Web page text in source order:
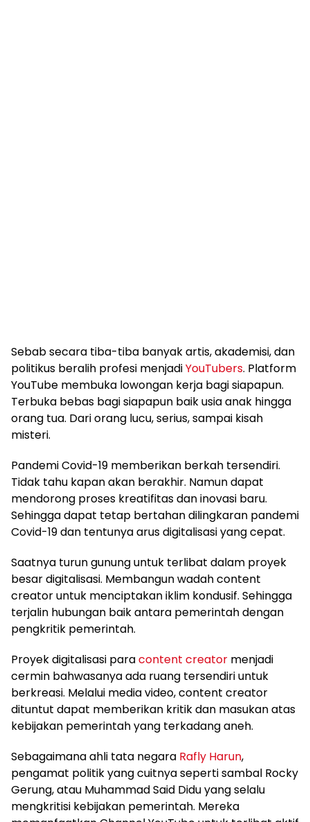
Sebab secara tiba-tiba banyak artis, akademisi, dan
politikus beralih profesi menjadiYouTubers. Platform
YouTube membuka lowongan kerja bagi siapapun.
Terbuka bebas bagi siapapun baik usia anak hingga
orang tua. Dari orang lucu, serius, sampai kisah
misteri.
Pandemi Covid-19 memberikan berkah tersendiri.
Tidak tahu kapan akan berakhir. Namun dapat
mendorong proses kreatifitas dan inovasi baru.
Sehingga dapat tetap bertahan dilingkaran pandemi
Covid-19 dan tentunya arus digitalisasi yang cepat.
Saatnya turun gunung untuk terlibat dalam proyek
besar digitalisasi. Membangun wadah content
creator untuk menciptakan iklim kondusif. Sehingga
terjalin hubungan baik antara pemerintah dengan
pengkritik pemerintah.
Proyek digitalisasi paracontent creator menjadi
cermin bahwasanya ada ruang tersendiri untuk
berkreasi. Melalui media video, content creator
dituntut dapat memberikan kritik dan masukan atas
kebijakan pemerintah yang terkadang aneh.
Sebagaimana ahli tata negara Rafly Harun,
pengamat politik yang cuitnya seperti sambal Rocky
Gerung, atau Muhammad Said Didu yang selalu
mengkritisi kebijakan pemerintah. Mereka